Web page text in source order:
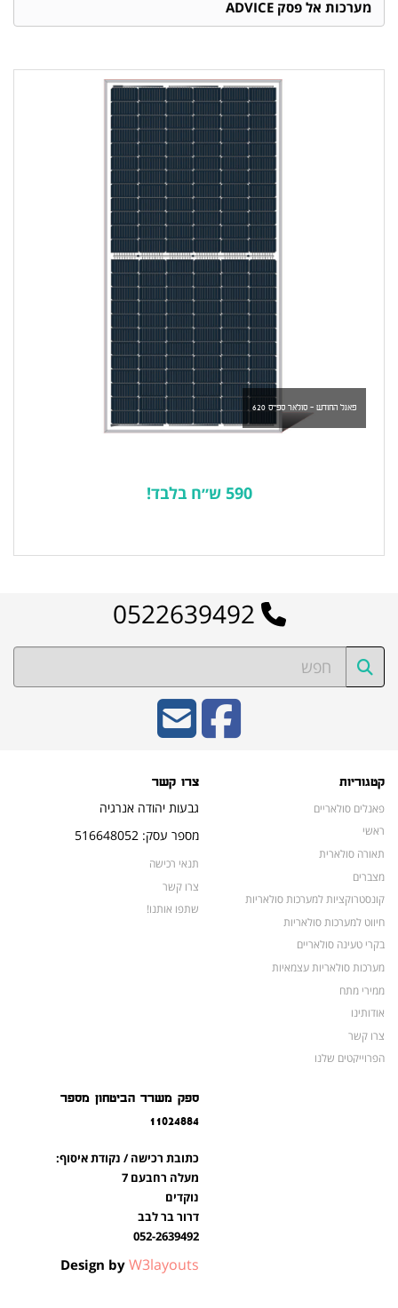
מערכות אל פסק ADVICE
פאנל החודש - סולאר ספייס 620
590 ש״ח בלבד!
קטגוריות
פאנלים סולאריים
ראשי
תאורה סולארית
מצברים
קונסטרוקציות למערכות סולאריות
חיווט למערכות סולאריות
בקרי טעינה סולאריים
מערכות סולאריות עצמאיות
ממירי מתח
אודותינו
צרו קשר
הפרוייקטים שלנו
צרו קשר
גבעות יהודה אנרגיה
מספר עסק: 516648052
תנאי רכישה
צרו קשר
שתפו אותנו!
ספק משרד הביטחון מספר
11024884
כתובת רכישה / נקודת איסוף:
מעלה רחבעם 7
נוקדים
דרור בר לבב
052-2639492
Design by W3layouts